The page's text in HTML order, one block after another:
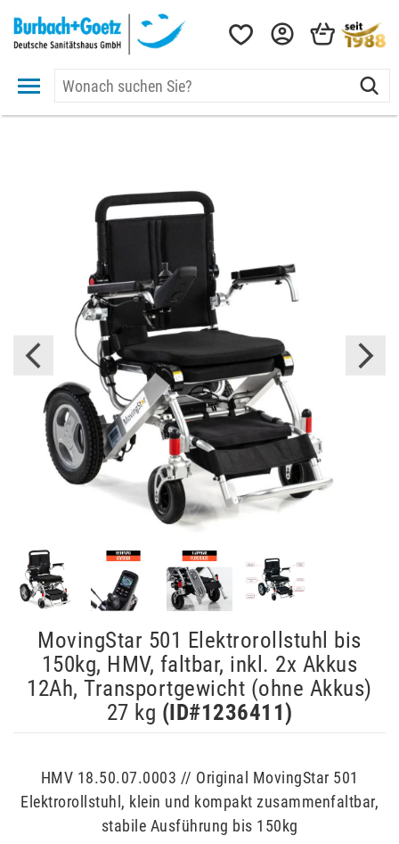
MovingStar 501 Elektrorollstuhl bis
150kg, HMV, faltbar, inkl. 2x Akkus
12Ah, Transportgewicht (ohne Akkus)
27 kg (ID#1236411)
HMV 18.50.07.0003 // Original MovingStar 501
Elektrorollstuhl, klein und kompakt zusammenfaltbar,
stabile Ausführung bis 150kg